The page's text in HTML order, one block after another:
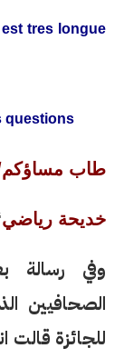
tres longue
questions
طاب
خديحة رياضي
وفي رسالة
الصحافيين
للجائزة قالت